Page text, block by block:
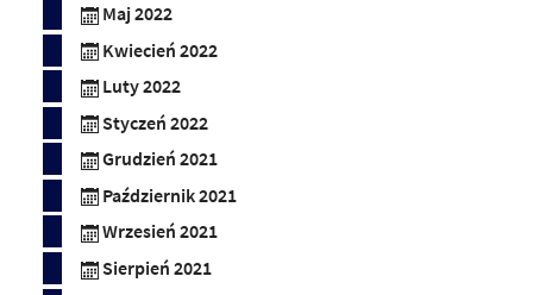
Maj 2022
Kwiecień 2022
Luty 2022
Styczeń 2022
Grudzień 2021
Październik 2021
Wrzesień 2021
Sierpień 2021